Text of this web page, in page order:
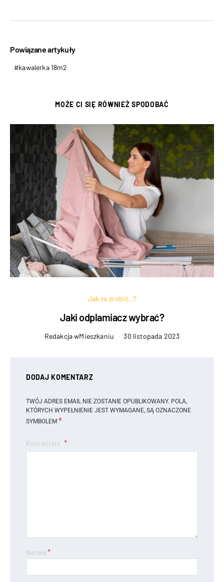
Powiązane artykuły
kawalerka 18m2
MOŻE CI SIĘ RÓWNIEŻ SPODOBAĆ
Jak to zrobić..?
Jaki odplamiacz wybrać?
Redakcja wMieszkaniu 30 listopada 2023
DODAJ KOMENTARZ
TWÓJ ADRES EMAIL NIE ZOSTANIE OPUBLIKOWANY. POLA,
KTÓRYCH WYPEŁNIENIE JEST WYMAGANE, SĄ OZNACZONE
SYMBOLEM *
Komentarz
Nazwa*